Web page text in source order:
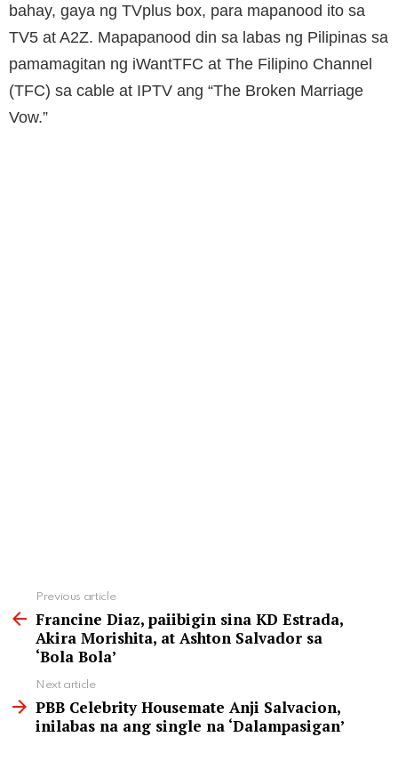
bahay, gaya ng TVplus box, para mapanood ito sa
TV5 at A2Z. Mapapanood din sa labas ng Pilipinas sa
pamamagitan ng iWantTFC at The Filipino Channel
(TFC) sa cable at IPTV ang “The Broken Marriage
Vow.”
more
Previous article
Francine Diaz, paiibigin sina KD Estrada,
Akira Morishita, at Ashton Salvador sa
‘Bola Bola’
Next article
PBB Celebrity Housemate Anji Salvacion,
inilabas na ang single na ‘Dalampasigan’